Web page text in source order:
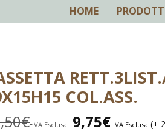
HOME
COL.ASS.
€ IVA Esclusa 9,75€ IVA Esclusa (+